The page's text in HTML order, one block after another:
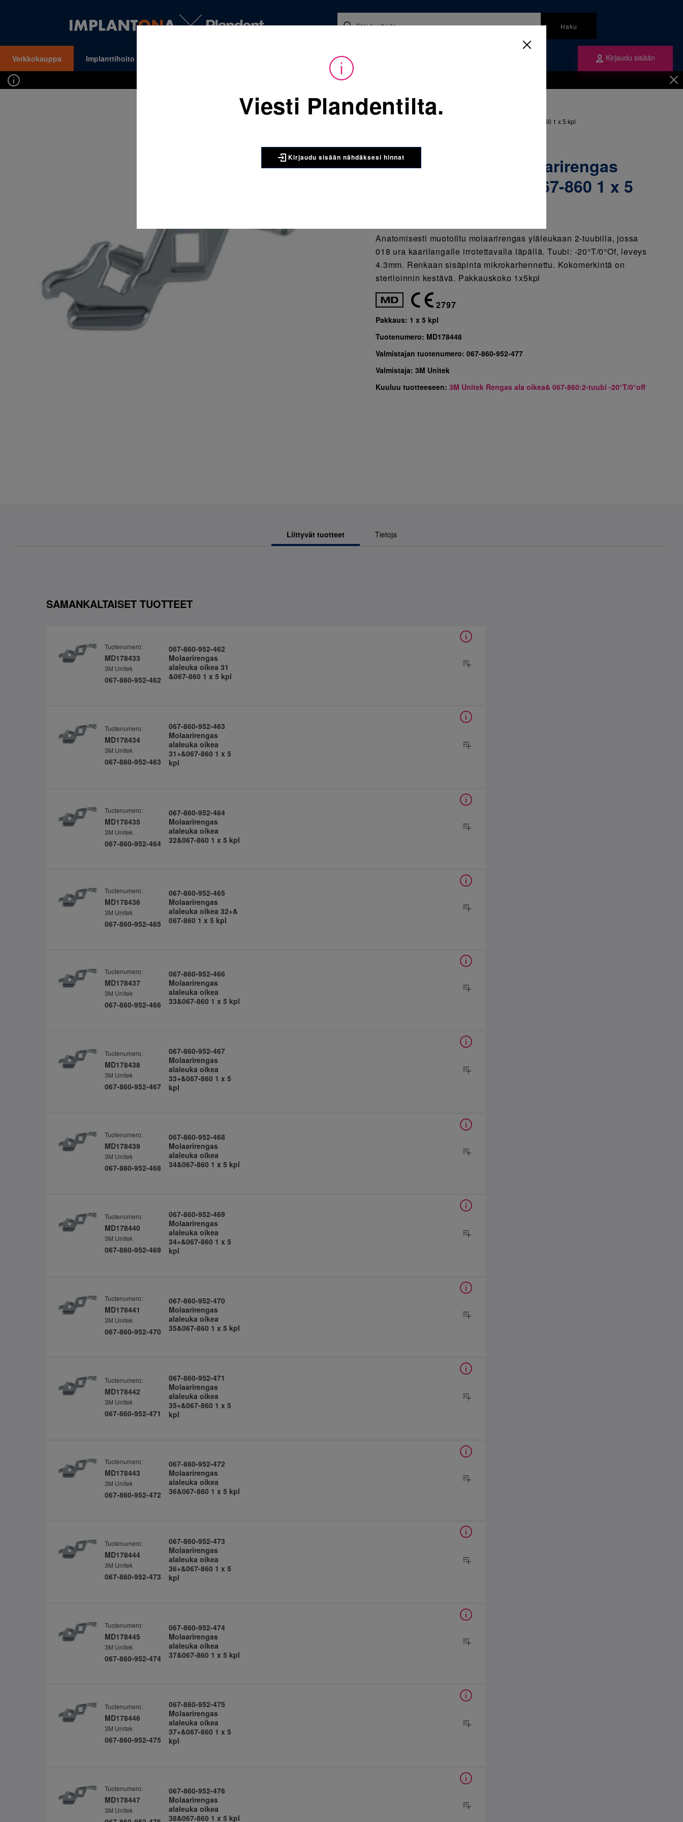
Haku
Verkkokauppa Implanttihoito Ajankohtaista Kirjaudu sisään
Kirjaudu sisään nähdäksesi hinnat. Tarvitsetko tunnukset verkkokauppaan? Tilaa ne
Sijainti:Tarvikkeet / Oikominen
067-860-952-477 Molaarirengas alaleuka oikea 38+&067-860 1 x 5 kpl
3M UNITEK
067-860-952-477 Molaarirengas
alaleuka oikea 38+&067-860 1 x 5
Anatomisesti muotoiltu molaarirengas yläleukaan 2-tuubilla, jossa
018 ura kaarilangalle irrotettavalla läpällä. Tuubi: -20°T/0°Of, leveys
4.3mm. Renkaan sisäpinta mikrokarhennettu. Kokomerkintä on
steriloinnin kestävä. Pakkauskoko 1x5kpl
2797
Pakkaus: 1 x 5 kpl
Tuotenumero: MD178448
Valmistajan tuotenumero:067-860-952-477
Valmistaja:3M Unitek
Kuuluu tuotteeseen:3M Unitek Rengas ala oikea& 067-860:2-tuubi -20°T/0°off
Liittyvät tuotteet Tietoja
SAMANKALTAISET TUOTTEET
Tuotenumero:
MD178433
3M Unitek
067-860-952-462
067-860-952-462
Molaarirengas
alaleuka oikea 31
&067-860 1 x 5 kpl
Tuotenumero:
MD178434
3M Unitek
067-860-952-463
067-860-952-463
Molaarirengas
alaleuka oikea
31+&067-860 1 x 5
kpl
Tuotenumero:
MD178435
3M Unitek
067-860-952-464
067-860-952-464
Molaarirengas
alaleuka oikea
32&067-860 1 x 5 kpl
Tuotenumero:
MD178436
3M Unitek
067-860-952-465
067-860-952-465
Molaarirengas
alaleuka oikea 32+&
067-860 1 x 5 kpl
Tuotenumero:
MD178437
3M Unitek
067-860-952-466
067-860-952-466
Molaarirengas
alaleuka oikea
33&067-860 1 x 5 kpl
Tuotenumero:
MD178438
3M Unitek
067-860-952-467
067-860-952-467
Molaarirengas
alaleuka oikea
33+&067-860 1 x 5
kpl
Tuotenumero:
MD178439
3M Unitek
067-860-952-468
067-860-952-468
Molaarirengas
alaleuka oikea
34&067-860 1 x 5 kpl
Tuotenumero:
MD178440
3M Unitek
067-860-952-469
067-860-952-469
Molaarirengas
alaleuka oikea
34+&067-860 1 x 5
kpl
Tuotenumero:
MD178441
3M Unitek
067-860-952-470
067-860-952-470
Molaarirengas
alaleuka oikea
35&067-860 1 x 5 kpl
Tuotenumero:
MD178442
3M Unitek
067-860-952-471
067-860-952-471
Molaarirengas
alaleuka oikea
35+&067-860 1 x 5
kpl
Tuotenumero:
MD178443
3M Unitek
067-860-952-472
067-860-952-472
Molaarirengas
alaleuka oikea
36&067-860 1 x 5 kpl
Tuotenumero:
MD178444
3M Unitek
067-860-952-473
067-860-952-473
Molaarirengas
alaleuka oikea
36+&067-860 1 x 5
kpl
Tuotenumero:
MD178445
3M Unitek
067-860-952-474
067-860-952-474
Molaarirengas
alaleuka oikea
37&067-860 1 x 5 kpl
Tuotenumero:
MD178446
3M Unitek
067-860-952-475
067-860-952-475
Molaarirengas
alaleuka oikea
37+&067-860 1 x 5
kpl
Tuotenumero:
MD178447
3M Unitek
067-860-952-476
Molaarirengas
alaleuka oikea
38&067-860 1 x 5 kpl
Viesti Plandentilta.
Kirjaudu sisään nähdäksesi hinnat